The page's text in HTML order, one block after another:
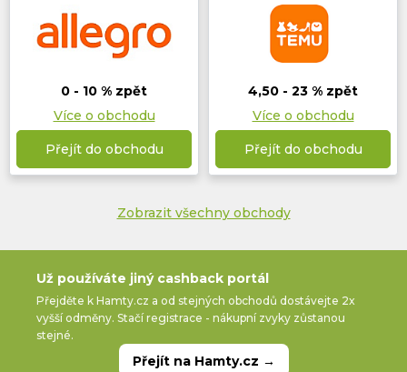
0 - 10 % zpět
Více o obchodu
Přejít do obchodu
4,50 - 23 % zpět
Více o obchodu
Přejít do obchodu
Zobrazit všechny obchody
Už používáte jiný cashback portál
Přejděte k Hamty.cz a od stejných obchodů dostávejte 2x
vyšší odměny. Stačí registrace - nákupní zvyky zůstanou
stejné.
Přejít na Hamty.cz →